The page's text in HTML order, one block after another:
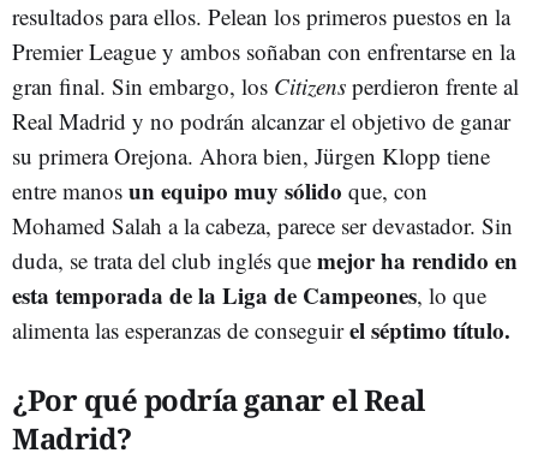
resultados para ellos. Pelean los primeros puestos en la
Premier League y ambos soñaban con enfrentarse en la
gran final. Sin embargo, los Citizens perdieron frente al
Real Madrid y no podrán alcanzar el objetivo de ganar
su primera Orejona. Ahora bien, Jürgen Klopp tiene
entre manos un equipo muy sólido que, con
Mohamed Salah a la cabeza, parece ser devastador. Sin
duda, se trata del club inglés que mejor ha rendido en
esta temporada de la Liga de Campeones, lo que
alimenta las esperanzas de conseguirel séptimo título.
¿Por qué podría ganar el Real
Madrid?